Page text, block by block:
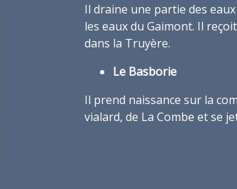
Il draine une partie des
les eaux du Gaimont. Il
dans la Truyère.
Le Basborie
Il prend naissance sur la
vialard, de La Combe et se